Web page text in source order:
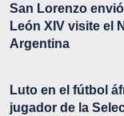
San Lorenzo
León XIV visite el
Argentina
Luto en el fútbol
jugador de la